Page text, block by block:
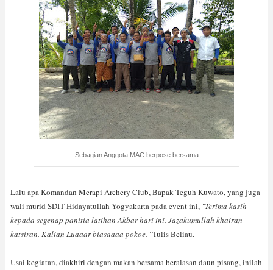
Sebagian Anggota MAC berpose bersama
Lalu apa Komandan Merapi Archery Club, Bapak Teguh Kuwato, yang juga
wali murid SDIT Hidayatullah Yogyakarta pada event ini, "Terima kasih
kepada segenap panitia latihan Akbar hari ini. Jazakumullah khairan
katsiran. Kalian Luaaar biasaaaa pokoe."Tulis Beliau.
Usai kegiatan, diakhiri dengan makan bersama beralasan daun pisang, inilah